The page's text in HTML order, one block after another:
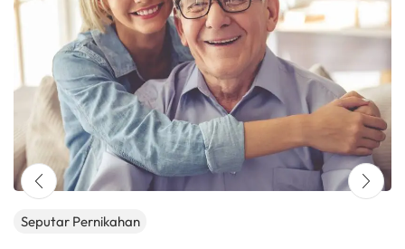
Seputar Pernikahan